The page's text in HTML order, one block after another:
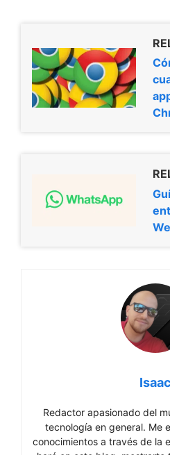
Isaac
Redactor apasionado del
tecnología en general. Me
conocimientos a través de la